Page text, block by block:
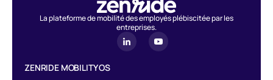
La plateforme de mobilité des employés plébiscitée par les
entreprises.
ZENRIDE MOBILITY OS